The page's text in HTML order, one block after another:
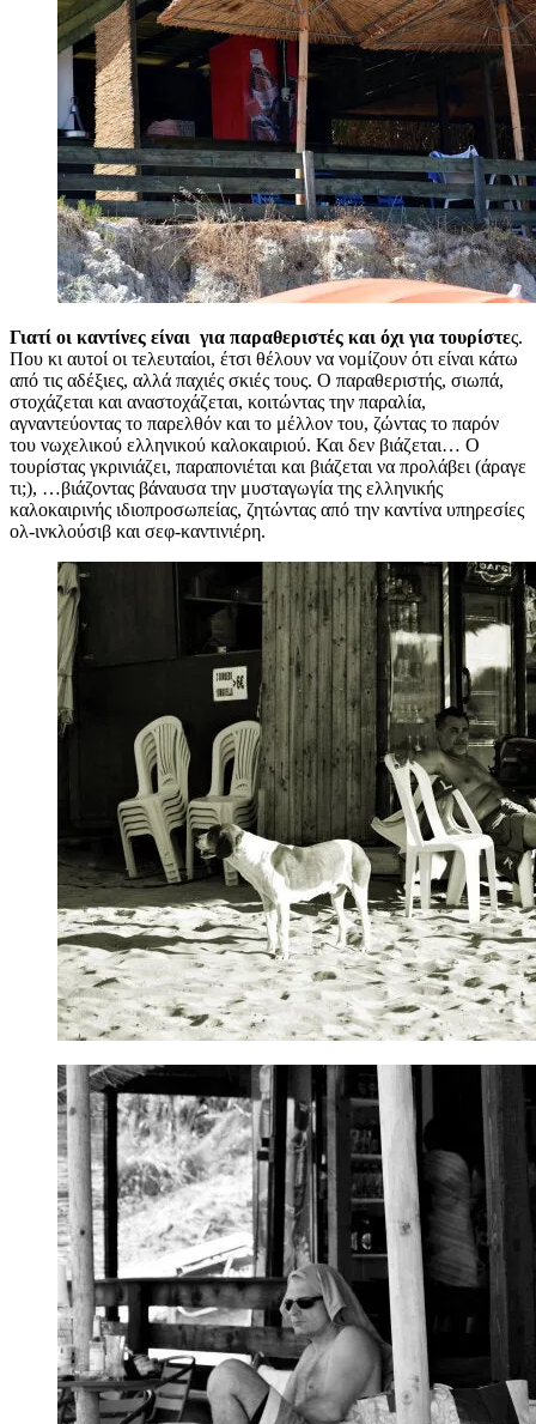
Γιατί οι καντίνες είναι για παραθεριστές και όχι για τουρίστες.
Που κι αυτοί οι τελευταίοι, έτσι θέλουν να νομίζουν ότι είναι κάτω
από τις αδέξιες, αλλά παχιές σκιές τους. Ο παραθεριστής, σιωπά,
στοχάζεται και αναστοχάζεται, κοιτώντας την παραλία,
αγναντεύοντας το παρελθόν και το μέλλον του, ζώντας το παρόν
του νωχελικού ελληνικού καλοκαιριού. Και δεν βιάζεται… Ο
τουρίστας γκρινιάζει, παραπονιέται και βιάζεται να προλάβει (άραγε
τι;), …βιάζοντας βάναυσα την μυσταγωγία της ελληνικής
καλοκαιρινής ιδιοπροσωπείας, ζητώντας από την καντίνα υπηρεσίες
ολ-ινκλούσιβ και σεφ-καντινιέρη.